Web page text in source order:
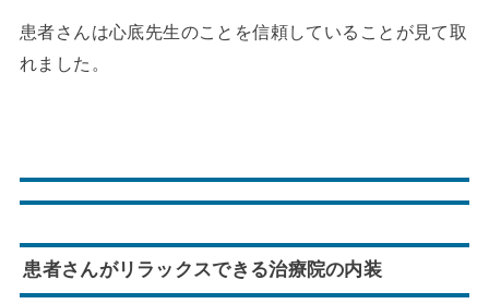
患者さんは心底先生のことを信頼していることが見て取
れました。
患者さんがリラックスできる治療院の内装